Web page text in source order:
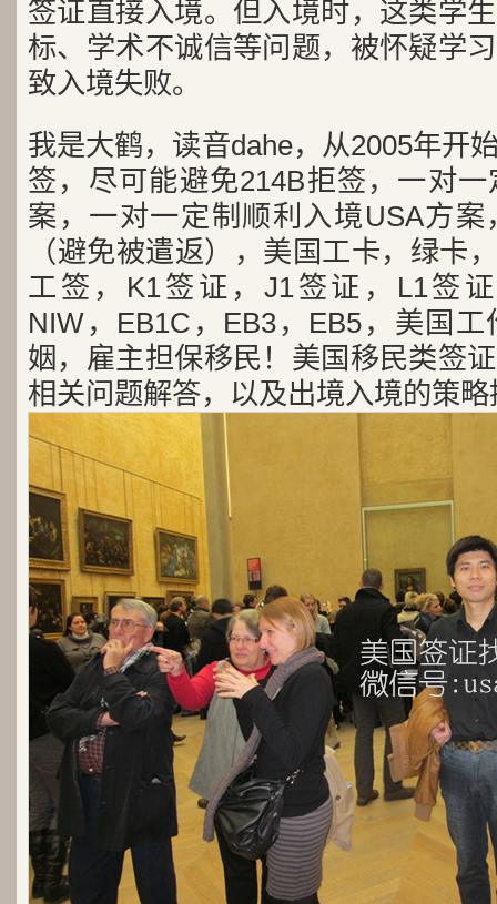
签证直接入境。但入境时，这类学
标、学术不诚信等问题，被怀疑学
致入境失败。
我是大鹤，读音dahe，从2005年开
签，尽可能避免214B拒签，一对
案，一对一定制顺利入境USA方
（避免被遣返），美国工卡，绿卡
工签，K1签证，J1签证，L1签
NIW，EB1C，EB3，EB5，美国
姻，雇主担保移民！美国移民类签
相关问题解答，以及出境入境的策